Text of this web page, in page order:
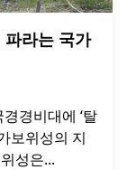
라는 국가
경비대에 ‘탈
보위성의 지
성은...